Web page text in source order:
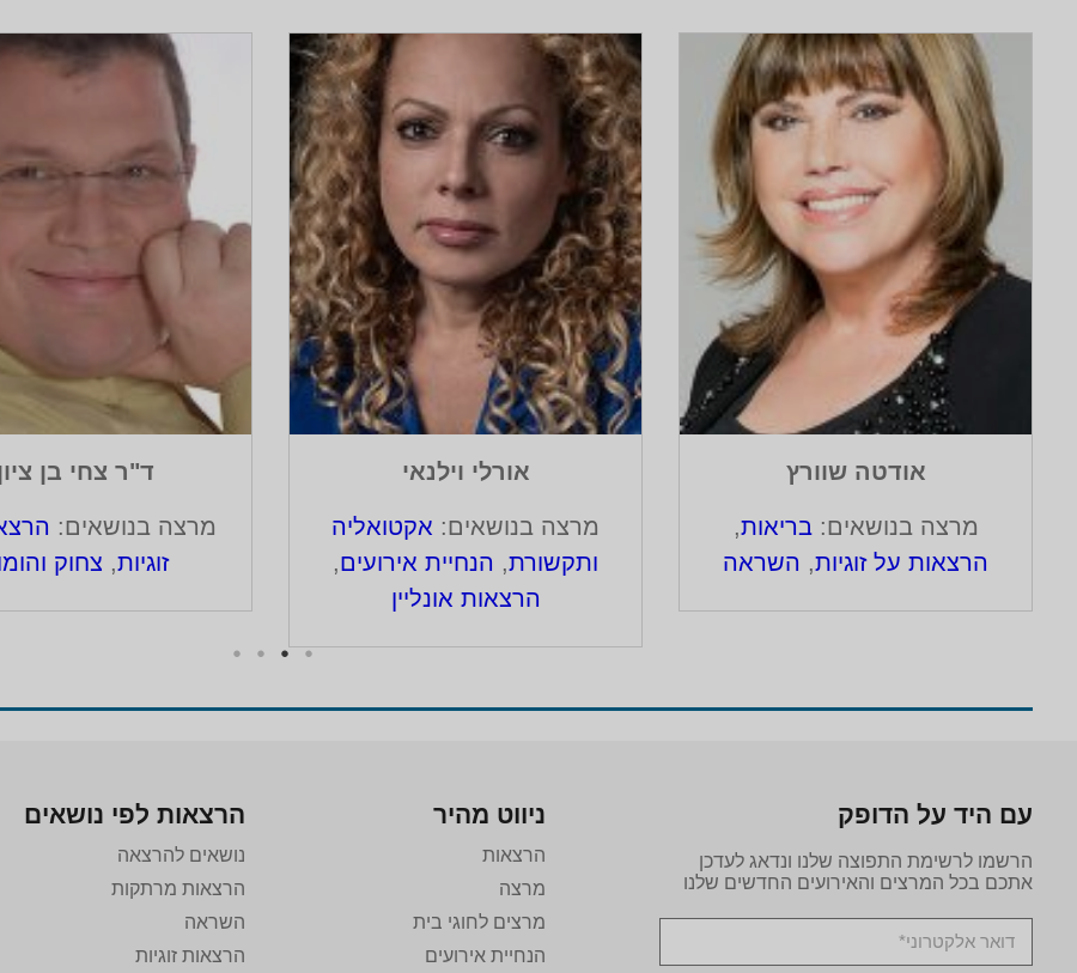
ד"ר צחי בן
מרצה בנושאים:
זוגיות, צחוק
אורלי וילנאי
מרצה בנושאים: אקטואליה
ותקשורת, הנחיית אירועים,
הרצאות אונליין
אודטה שוורץ
מרצה בנושאים:בריאות,
הרצאות על זוגיות, השראה
עם היד על הדופק
הרשמו לרשימת התפוצה שלנו ונדאג לעדכן
אתכם בכל המרצים והאירועים החדשים שלנו
ניווט מהיר
הרצאות
מרצה
מרצים לחוגי בית
הנחיית אירועים
הרצאות לפי נושאים
נושאים להרצאה
הרצאות מרתקות
השראה
הרצאות זוגיות